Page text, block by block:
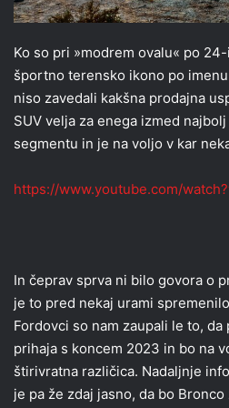
Ko so pri »modrem ovalu« po
športno terensko ikono po
niso zavedali kakšna prodajna
SUV velja za enega izmed
segmentu in je na voljo v kar
https://www.youtube.com/
In čeprav sprva ni bilo govora o
je to pred nekaj urami
Fordovci so nam zaupali le to,
prihaja s koncem 2023 in bo na
štirivratna različica. Nadaljnje
je pa že zdaj jasno, da bo